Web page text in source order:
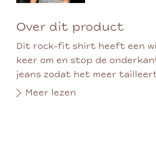
Over dit product
Dit rock-fit shirt heeft een
keer om en stop de
jeans zodat het meer
Meer lezen